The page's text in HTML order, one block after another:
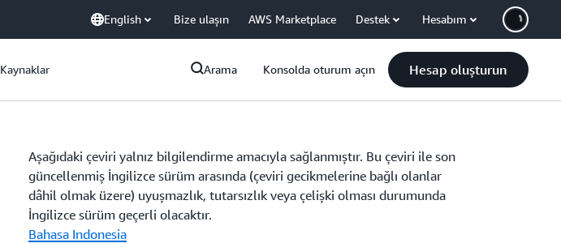
English Bize ulaşın AWS Marketplace Destek Hesabım
Kaynaklar Arama Konsolda oturum açın Hesap oluşturun
Aşağıdaki çeviri yalnız bilgilendirme amacıyla sağlanmıştır. Bu çeviri ile son
güncellenmiş İngilizce sürüm arasında (çeviri gecikmelerine bağlı olanlar
dâhil olmak üzere) uyuşmazlık, tutarsızlık veya çelişki olması durumunda
İngilizce sürüm geçerli olacaktır.
Bahasa Indonesia